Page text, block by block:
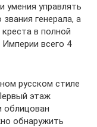
умения управлять
генерала, а
в полной
всего 4
русском стиле
этаж
облицован
обнаружить